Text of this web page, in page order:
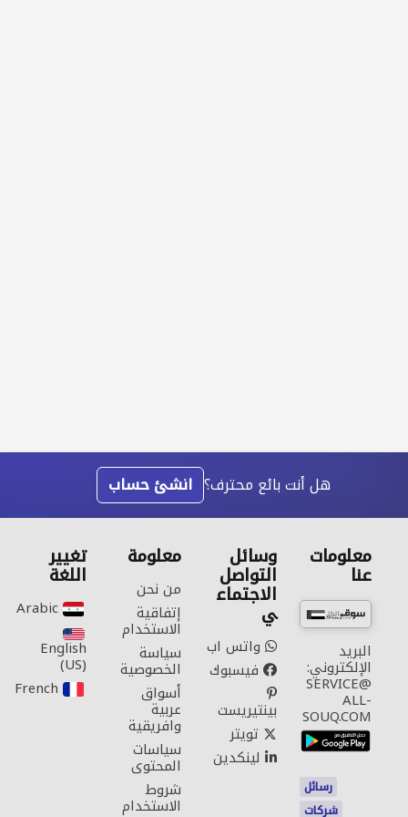
هل أنت بائع محترف؟ انشئ حساب
معلومات
عنا
البريد
الإلكتروني:
SERVICE@
ALL-
SOUQ.COM
رسائل
شركات
وسائل
التواصل
الاجتماع
ي
واتس اب
فيسبوك
بينتيريست
تويتر
لينكدين
معلومة
من نحن
إتفاقية
الاستخدام
سياسة
الخصوصية
أسواق
عربية
وافريقية
سياسات
المحتوى
شروط
الاستخدام
تغيير
اللغة
Arabic‎
English
(US)‎
French‎